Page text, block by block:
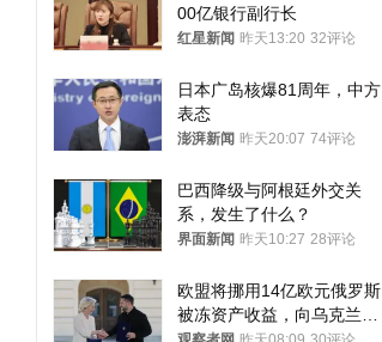
00亿银行副行长
红星新闻 昨天13:20 32评论
日本广岛核爆81周年，中方
表态
澎湃新闻 昨天20:07 74评论
巴西降级与阿根廷外交关
系，发生了什么？
界面新闻 昨天10:27 28评论
欧盟将挪用14亿欧元俄罗斯
被冻资产收益，向乌克兰提